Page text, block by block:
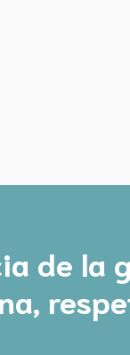
de la